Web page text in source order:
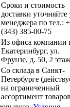
Сроки и стоимость
доставки уточняйте
менеджера по тел.:
(343) 385-00-75
Из офиса компании
Екатеринбург, ул.
Фрунзе, д. 50, 2 этаж
Со склада в Санкт-
Петербурге
на ограниченный
ассортимент